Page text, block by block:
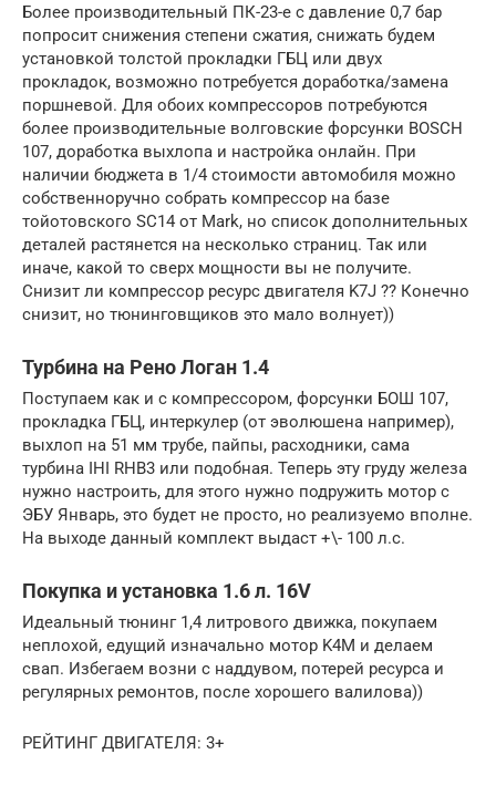
Более производительный ПК-23-е с давление 0,7 бар
попросит снижения степени сжатия, снижать будем
установкой толстой прокладки ГБЦ или двух
прокладок, возможно потребуется доработка/замена
поршневой. Для обоих компрессоров потребуются
более производительные волговские форсунки BOSCH
107, доработка выхлопа и настройка онлайн. При
наличии бюджета в 1/4 стоимости автомобиля можно
собственноручно собрать компрессор на базе
тойотовского SC14 от Mark, но список дополнительных
деталей растянется на несколько страниц. Так или
иначе, какой то сверх мощности вы не получите.
Снизит ли компрессор ресурс двигателя K7J ?? Конечно
снизит, но тюнинговщиков это мало волнует))
Турбина на Рено Логан 1.4
Поступаем как и с компрессором, форсунки БОШ 107,
прокладка ГБЦ, интеркулер (от эволюшена например),
выхлоп на 51 мм трубе, пайпы, расходники, сама
турбина IHI RHB3 или подобная. Теперь эту груду железа
нужно настроить, для этого нужно подружить мотор с
ЭБУ Январь, это будет не просто, но реализуемо вполне.
На выходе данный комплект выдаст +\- 100 л.с.
Покупка и установка 1.6 л. 16V
Идеальный тюнинг 1,4 литрового движка, покупаем
неплохой, едущий изначально мотор K4M и делаем
свап. Избегаем возни с наддувом, потерей ресурса и
регулярных ремонтов, после хорошего валилова))
РЕЙТИНГ ДВИГАТЕЛЯ: 3+